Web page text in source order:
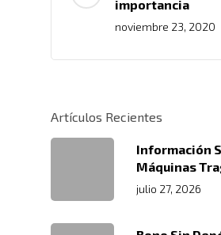
importancia
noviembre 23, 2020
Artículos Recientes
Información
Máquinas
julio 27, 2026